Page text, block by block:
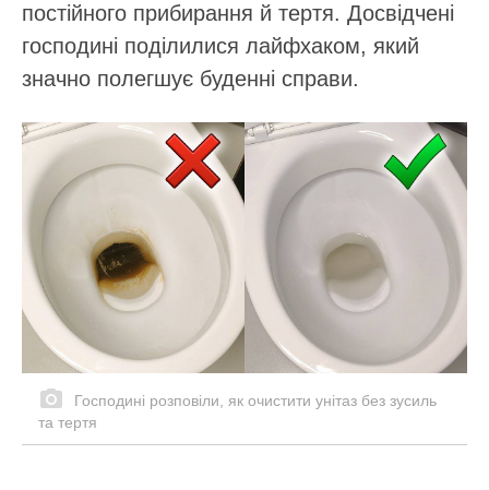
постійного прибирання й тертя. Досвідчені
господині поділилися лайфхаком, який
значно полегшує буденні справи.
Господині розповіли, як очистити унітаз без зусиль
та тертя